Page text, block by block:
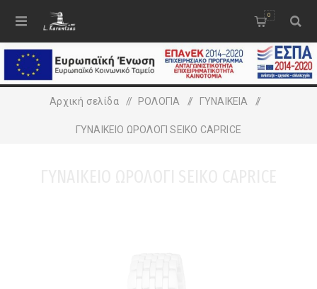
0
Αρχική σελίδα / ΡΟΛΟΓΙΑ / ΓΥΝΑΙΚΕΙA /
ΓΥΝΑΙΚΕΙΟ ΩΡΟΛΟΓΙ SEIKO CAPRICE